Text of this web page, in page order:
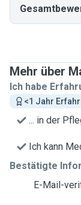
Mehr über
Ich habe
<1 Jahr
... in der
Ich kann
Bestätigte
E-Mail-